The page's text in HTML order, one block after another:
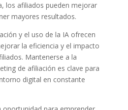
los afiliados pueden mejorar
mayores resultados.
y el uso de la IA ofrecen
la eficiencia y el impacto
Mantenerse a la
de afiliación es clave para
digital en constante